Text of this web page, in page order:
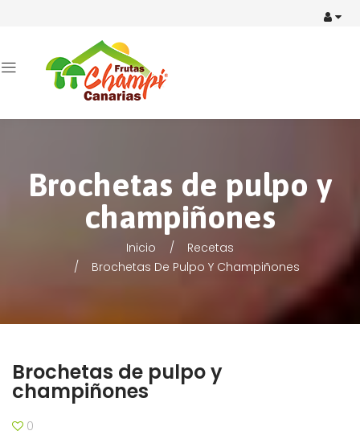
Brochetas de pulpo y
champiñones
Inicio
Recetas
Brochetas De Pulpo Y Champiñones
Brochetas de pulpo y
champiñones
0